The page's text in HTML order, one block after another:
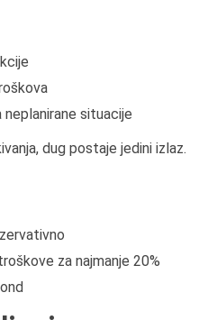
situacije
dug postaje jedini izlaz.
za najmanje 20%